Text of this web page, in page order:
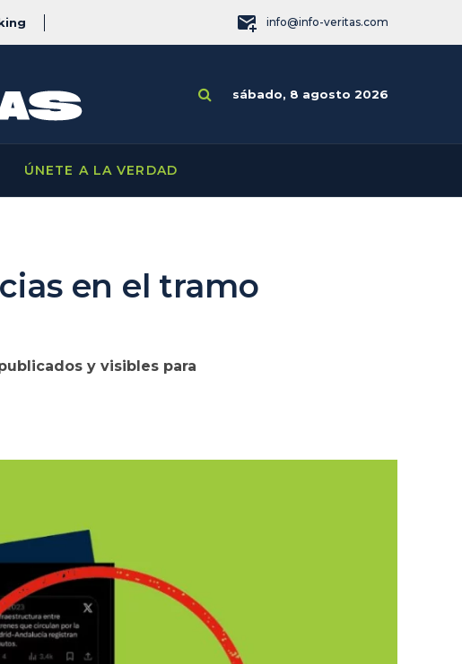
info@info-veritas.com
sábado, 8 agosto 2026
ÚNETE A LA VERDAD
en el tramo
y visibles para